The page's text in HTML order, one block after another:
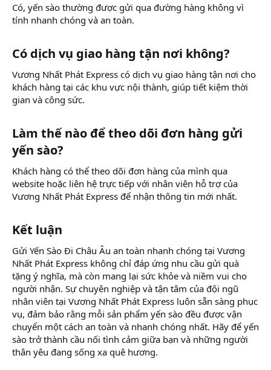
Có, yến sào thường được gửi qua đường hàng không vì
tính nhanh chóng và an toàn.
Có dịch vụ giao hàng tận nơi không?​
Vương Nhất Phát Express có dịch vụ giao hàng tận nơi cho
khách hàng tại các khu vực nội thành, giúp tiết kiệm thời
gian và công sức.
Làm thế nào để theo dõi đơn hàng gửi
yến sào?​
Khách hàng có thể theo dõi đơn hàng của mình qua
website hoặc liên hệ trực tiếp với nhân viên hỗ trợ của
Vương Nhất Phát Express để nhận thông tin mới nhất.
Kết luận​
Gửi Yến Sào Đi Châu Âu an toàn nhanh chóng tại Vương
Nhất Phát Express không chỉ đáp ứng nhu cầu gửi quà
tặng ý nghĩa, mà còn mang lại sức khỏe và niềm vui cho
người nhận. Sự chuyên nghiệp và tận tâm của đội ngũ
nhân viên tại Vương Nhất Phát Express luôn sẵn sàng phục
vụ, đảm bảo rằng mỗi sản phẩm yến sào đều được vận
chuyển một cách an toàn và nhanh chóng nhất. Hãy để yến
sào trở thành cầu nối tình cảm giữa bạn và những người
thân yêu đang sống xa quê hương.